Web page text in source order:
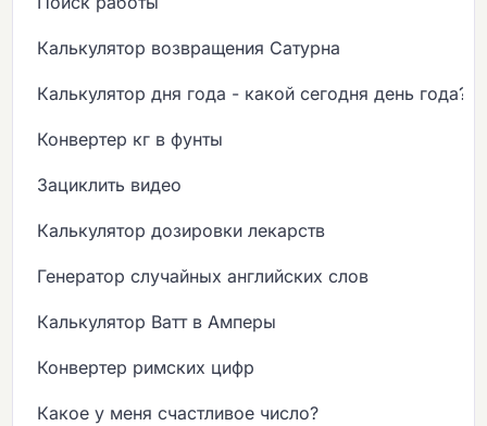
Калькулятор возвращения Сатурна
Калькулятор дня года - какой сегодня день года?
Конвертер кг в фунты
Зациклить видео
Калькулятор дозировки лекарств
Генератор случайных английских слов
Калькулятор Ватт в Амперы
Конвертер римских цифр
Какое у меня счастливое число?